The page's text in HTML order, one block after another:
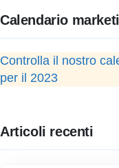
Calendario
Controlla il nostro
per il 2023
Articoli recenti